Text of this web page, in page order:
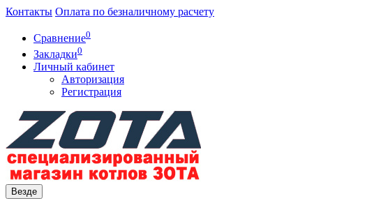
Контакты Оплата по безналичному расчету
Сравнение0
Закладки0
Личный кабинет
Авторизация
Регистрация
Везде